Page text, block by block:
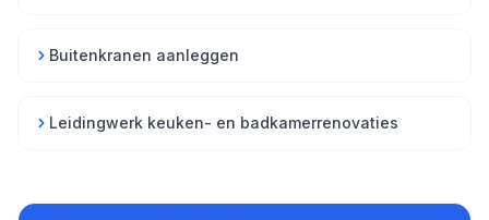
Buitenkranen aanleggen
Leidingwerk keuken- en badkamerrenovaties